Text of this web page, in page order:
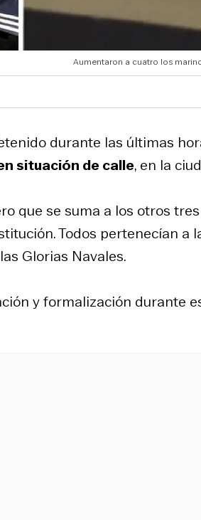
Aumentaron a cuatro los
durante las últimas
situación de calle, en la
que se suma a los otros
Todos pertenecían a
Glorias Navales.
y formalización durante